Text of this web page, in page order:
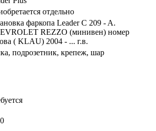
отдельно
фаркопа Leader C 209 - A.
REZZO (минивен) номер
( KLAU) 2004 - ... г.в.
подрозетник, крепеж, шар